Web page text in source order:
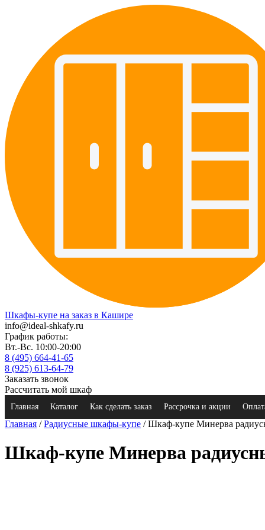
Шкафы-купе на заказ в Кашире
info@ideal-shkafy.ru
График работы:
Вт.-Вс. 10:00-20:00
8 (495) 664-41-65
8 (925) 613-64-79
Заказать звонок
Рассчитать мой шкаф
Главная Каталог Как сделать заказ Рассрочка и акции
Главная /Радиусные шкафы-купе / Шкаф-купе Минерва
Шкаф-купе Минерва